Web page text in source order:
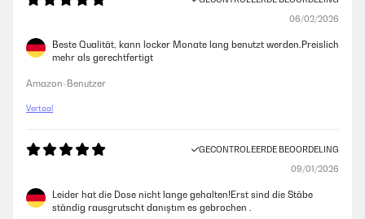
06/02/2026
Beste Qualität, kann locker Monate lang benutzt werden.Preislich
mehr als gerechtfertigt
Amazon-Benutzer
Vertaal
GECONTROLEERDE BEOORDELING
09/01/2026
Leider hat die Dose nicht lange gehalten!Erst sind die Stäbe
ständig rausgrutscht danıştım es gebrochen .